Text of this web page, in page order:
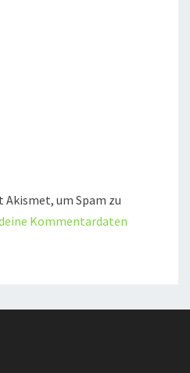
Akismet, um Spam zu
Kommentardaten